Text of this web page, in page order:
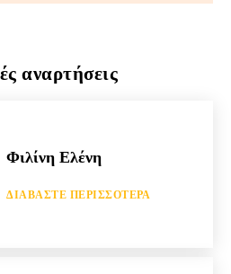
αναρτήσεις
Φιλίνη Ελένη
ΔΙΑΒΆΣΤΕ ΠΕΡΙΣΣΌΤΕΡΑ